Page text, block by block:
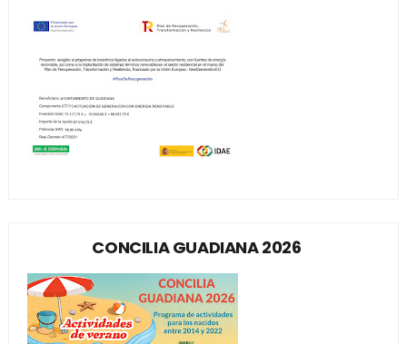
CONCILIA GUADIANA 2026